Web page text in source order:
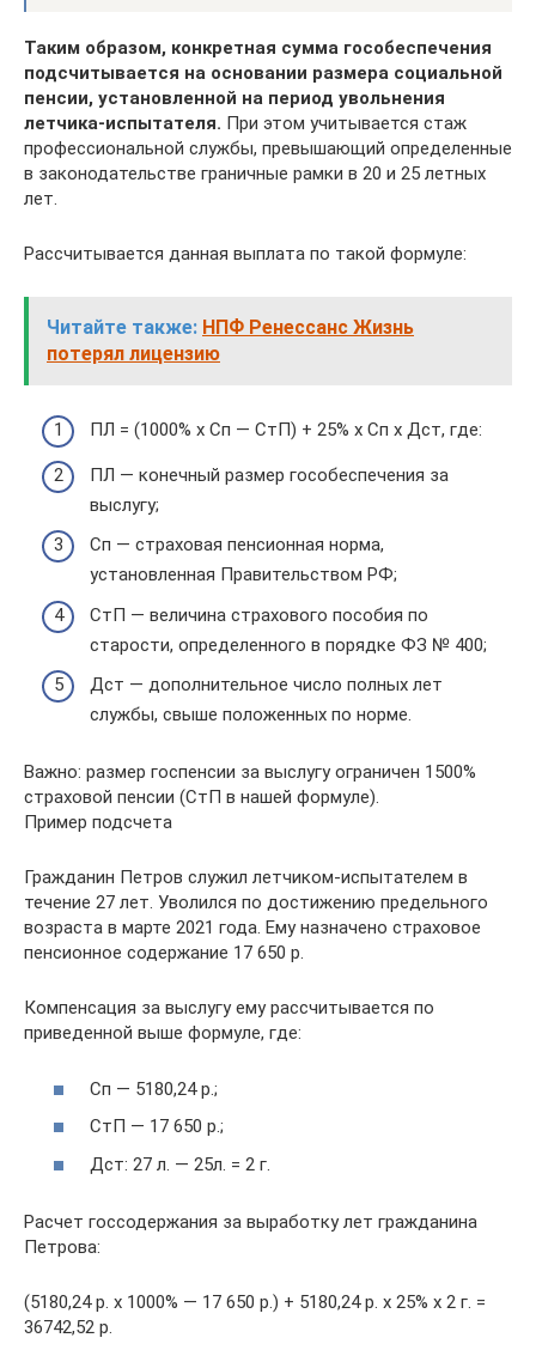
Таким образом, конкретная сумма гособеспечения
подсчитывается на основании размера социальной
пенсии, установленной на период увольнения
летчика-испытателя. При этом учитывается стаж
профессиональной службы, превышающий определенные
в законодательстве граничные рамки в 20 и 25 летных
лет.
Рассчитывается данная выплата по такой формуле:
Читайте также: НПФ Ренессанс Жизнь
потерял лицензию
ПЛ = (1000% х Сп — СтП) + 25% х Сп х Дст, где:
ПЛ — конечный размер гособеспечения за
выслугу;
Сп — страховая пенсионная норма,
установленная Правительством РФ;
СтП — величина страхового пособия по
старости, определенного в порядке ФЗ № 400;
Дст — дополнительное число полных лет
службы, свыше положенных по норме.
Важно: размер госпенсии за выслугу ограничен 1500%
страховой пенсии (СтП в нашей формуле).
Пример подсчета
Гражданин Петров служил летчиком-испытателем в
течение 27 лет. Уволился по достижению предельного
возраста в марте 2021 года. Ему назначено страховое
пенсионное содержание 17 650 р.
Компенсация за выслугу ему рассчитывается по
приведенной выше формуле, где:
Сп — 5180,24 р.;
СтП — 17 650 р.;
Дст: 27 л. — 25л. = 2 г.
Расчет госсодержания за выработку лет гражданина
Петрова:
(5180,24 р. х 1000% — 17 650 р.) + 5180,24 р. х 25% х 2 г. =
36742,52 р.